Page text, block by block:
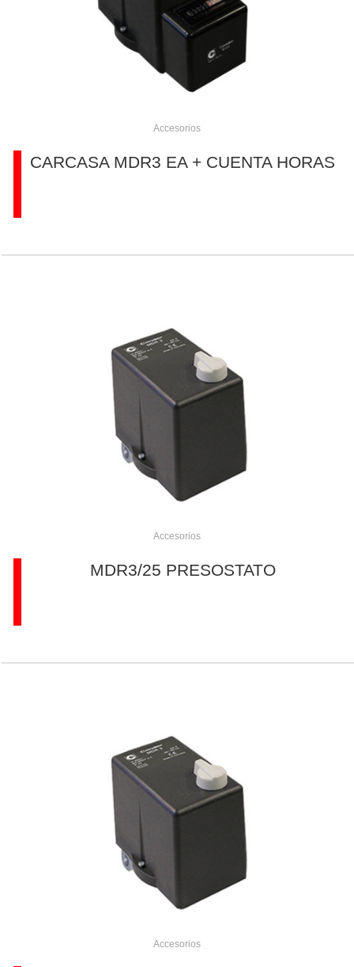
Accesorios
CARCASA MDR3 EA + CUENTA HORAS
Accesorios
MDR3/25 PRESOSTATO
Accesorios